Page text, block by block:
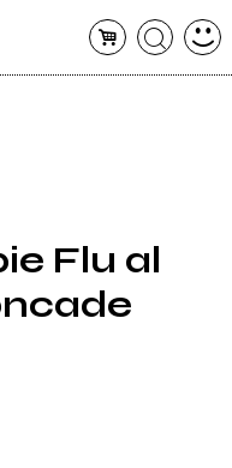
Flu al